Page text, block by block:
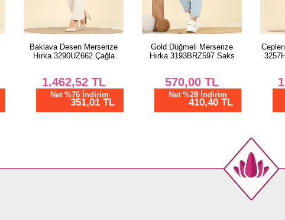
Gold Düğmeli Merserize
Hırka 3193BRZ597 Saks
570,00TL
Net %28 İndirim
410,40 TL
Cepleri Taşlı Dokuma Takım
3257HBS856 Koyu Vizyon
1.425,00TL
Net %28 İndirim
1026,00 TL